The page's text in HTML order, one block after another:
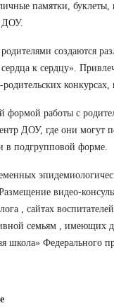
памятки,
ДОУ.
создаются
к сердцу».
родительских
формой работы с
ДОУ, где они могут
в подгрупповой форме.
видео-
, сайтах
семьям , имеющих
школа» Федерального